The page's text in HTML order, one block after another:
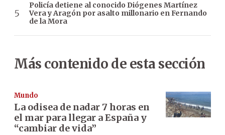
Policía detiene al conocido Diógenes Martínez
Vera y Aragón por asalto millonario en Fernando
de la Mora
Más contenido de esta sección
Mundo
La odisea de nadar 7 horas en
el mar para llegar a España y
“cambiar de vida”